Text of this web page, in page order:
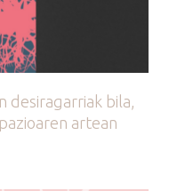
desiragarriak bila,
artean